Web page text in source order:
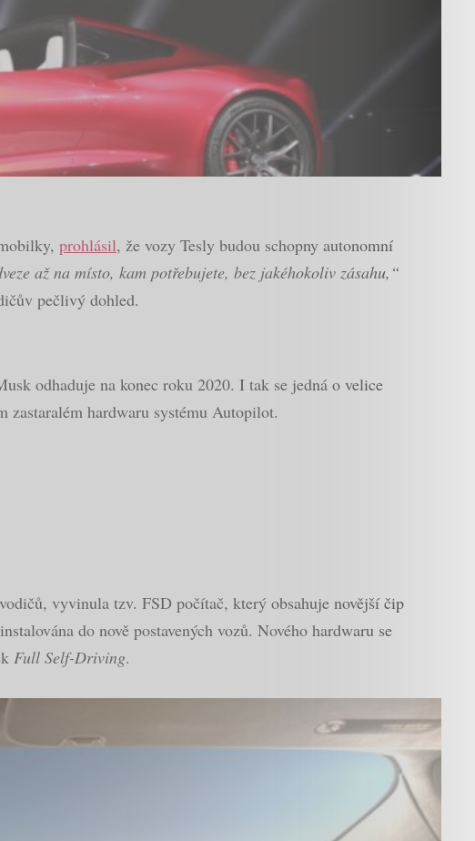
prohlásil, že vozy Tesly budou schopny autonomní
až na místo, kam potřebujete, bez jakéhokoliv zásahu,“
pečlivý dohled.
odhaduje na konec roku 2020. I tak se jedná o velice
hardwaru systému Autopilot.
vyvinula tzv. FSD počítač, který obsahuje novější čip
do nově postavených vozů. Nového hardwaru se
Full Self-Driving.